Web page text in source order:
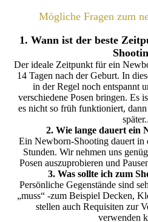
Mögliche Fragen zum
1. Wann ist der beste
Der ideale Zeitpunkt für ein
14 Tagen nach der Geburt. In
in der Regel noch entspannt
verschiedene Posen bringen. Es
es nicht so früh funktioniert,
später..
2. Wie lange dauert ein
Ein Newborn-Shooting dauert in
Stunden. Wir nehmen uns
Posen auszuprobieren und
3. Was sollte ich zum
Persönliche Gegenstände sind
„muss“ -zum Beispiel Decken,
stellen auch Requisiten zur
verwenden